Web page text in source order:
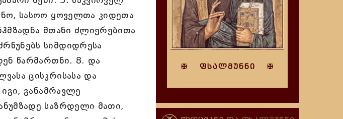
სასოო ყოველთა კიდეთა
მთანი ძლიერებითა
სიმდიდრესა
წარმართნი. 8. და
ცისკრისასა და
განამრავლე
საზრდელი მათი,
✠ ფსალმუნნი ✠